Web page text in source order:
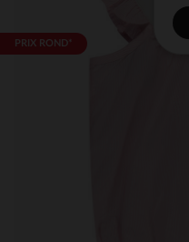
PRIX ROND*